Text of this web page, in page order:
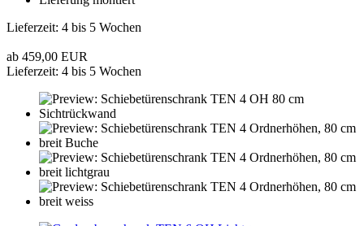
Lieferzeit: 4 bis 5 Wochen
ab 459,00 EUR
Lieferzeit: 4 bis 5 Wochen